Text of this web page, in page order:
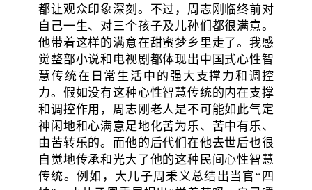
都让观众印象深刻。不过，周志刚临终前对
自己一生、对三个孩子及儿孙们都很满意。
他带着这样的满意在甜蜜梦乡里走了。我感
觉整部小说和电视剧都体现出中国式心性智
慧传统在日常生活中的强大支撑力和调控
力。假如没有这种心性智慧传统的内在支撑
和调控作用，周志刚老人是不可能如此气定
神闲地和心满意足地化苦为乐、苦中有乐、
由苦转乐的。而他的后代们在他去世后也很
自觉地传承和光大了他的这种民间心性智慧
传统。例如，大儿子周秉义总结出当官“四